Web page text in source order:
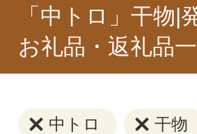
「中トロ」干物
お礼品・返礼品
中トロ 干物